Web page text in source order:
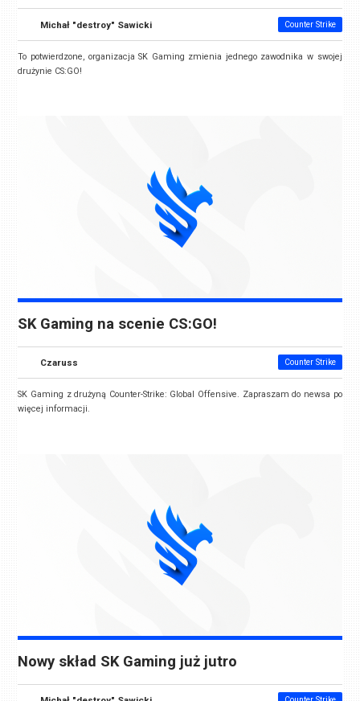
Michał "destroy" Sawicki Counter Strike
To potwierdzone, organizacjaSK Gaming zmienia jednego zawodnika w swojej
drużynie CS:GO!
SK Gaming na scenie CS:GO!
Czaruss Counter Strike
SK Gaming z drużyną Counter-Strike: Global Offensive. Zapraszam do newsa po
więcej informacji.
Nowy skład SK Gaming już jutro